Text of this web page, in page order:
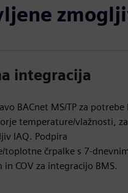
integracija
BACnet MS/TP za potrebe
temperature/vlažnosti,
IAQ. Podpira
toplotne črpalke s 7-
COV za integracijo BMS.